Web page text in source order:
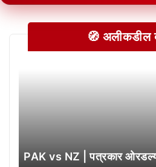
🧭 अलीकडील
PAK vs NZ | पत्रकार